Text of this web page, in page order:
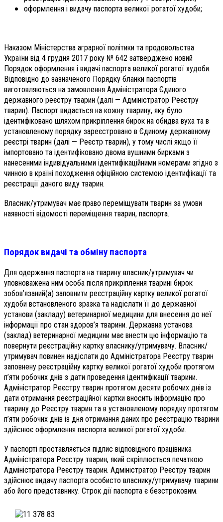
оформлення і видачу паспорта великої рогатої худоби;
Наказом Міністерства аграрної політики та продовольства
України від 4 грудня 2017 року № 642 затверджено новий
Порядок оформлення і видачі паспорта великої рогатої худоби.
Відповідно до зазначеного Порядку бланки паспортів
виготовляються на замовлення Адміністратора Єдиного
державного реєстру тварин (далі — Адміністратор Реєстру
тварин). Паспорт видається на кожну тварину, яку було
ідентифіковано шляхом прикріплення бирок на обидва вуха та в
установленому порядку зареєстровано в Єдиному державному
реєстрі тварин (далі — Реєстр тварин), у тому числі якщо її
імпортовано та ідентифіковано двома вушними бирками з
нанесеними індивідуальними ідентифікаційними номерами згідно з
чинною в країні походження офіційною системою ідентифікації та
реєстрації даного виду тварин.
Власник/утримувач має право переміщувати тварин за умови
наявності відомості переміщення тварин, паспорта.
Порядок видачі та обміну паспорта
Для одержання паспорта на тварину власник/утримувач чи
уповноважена ним особа після прикріплення тварині бирок
зобов’язаний(а) заповнити реєстраційну картку великої рогатої
худоби встановленого зразка та надіслати її до державної
установи (закладу) ветеринарної медицини для внесення до неї
інформації про стан здоров’я тварини. Державна установа
(заклад) ветеринарної медицини має внести цю інформацію та
повернути реєстраційну картку власнику/утримувачу. Власник/
утримувач повинен надіслати до Адміністратора Реєстру тварин
заповнену реєстраційну картку великої рогатої худоби протягом
п’яти робочих днів з дати проведення ідентифікації тварини.
Адміністратор Реєстру тварин протягом десяти робочих днів із
дати отримання реєстраційної картки вносить інформацію про
тварину до Реєстру тварин та в установленому порядку протягом
п’яти робочих днів із дня отримання даних про реєстрацію тварини
здійснює оформлення паспорта великої рогатої худоби.
У паспорті проставляється підпис відповідного працівника
Адміністратора Реєстру тварин, який скріплюється печаткою
Адміністратора Реєстру тварин. Адміністратор Реєстру тварин
здійснює видачу паспорта особисто власнику/утримувачу тварини
або його представнику. Строк дії паспорта є безстроковим.